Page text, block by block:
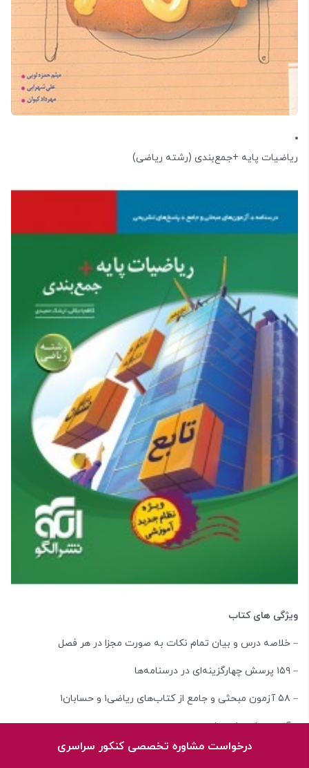
ریاضیات پایه +جمع‌بندی (رشته ریاضی)
ویژگی های کتاب
– خلاصه درس و بیان تمام نکات به صورت مجزا در هر فصل
– ۱۵۹ پرسش‌ چهارگزینه‌ای در درسنامه‌ها
– ۵۸ آزمون‌ مبحثی و جامع از کتاب‌های ریاضی۱ و حسابان۱
– آزمون‌های جامع پایه
– پاسخ‌های کاملاً تشریحی برای همۀ آزمون‌ها
درخواست مشاوره تخصصی کنکور سراسری